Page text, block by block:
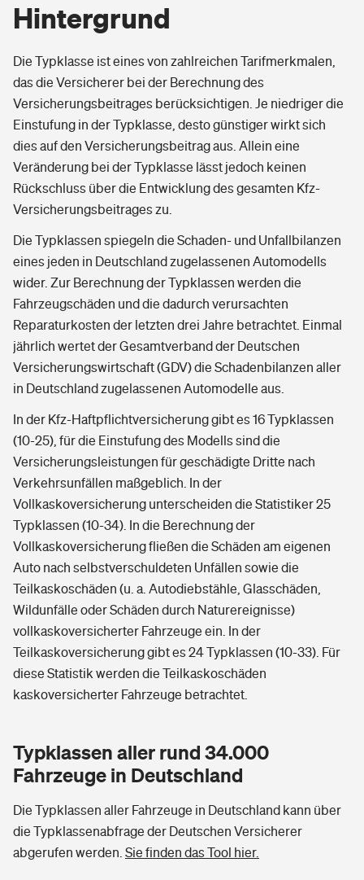
Hintergrund
Die Typklasse ist eines von zahlreichen Tarifmerkmalen,
das die Versicherer bei der Berechnung des
Versicherungsbeitrages berücksichtigen. Je niedriger die
Einstufung in der Typklasse, desto günstiger wirkt sich
dies auf den Versicherungsbeitrag aus. Allein eine
Veränderung bei der Typklasse lässt jedoch keinen
Rückschluss über die Entwicklung des gesamten Kfz-
Versicherungsbeitrages zu.
Die Typklassen spiegeln die Schaden- und Unfallbilanzen
eines jeden in Deutschland zugelassenen Automodells
wider. Zur Berechnung der Typklassen werden die
Fahrzeugschäden und die dadurch verursachten
Reparaturkosten der letzten drei Jahre betrachtet. Einmal
jährlich wertet der Gesamtverband der Deutschen
Versicherungswirtschaft (GDV) die Schadenbilanzen aller
in Deutschland zugelassenen Automodelle aus.
In der Kfz-Haftpflichtversicherung gibt es 16 Typklassen
(10-25), für die Einstufung des Modells sind die
Versicherungsleistungen für geschädigte Dritte nach
Verkehrsunfällen maßgeblich. In der
Vollkaskoversicherung unterscheiden die Statistiker 25
Typklassen (10-34). In die Berechnung der
Vollkaskoversicherung fließen die Schäden am eigenen
Auto nach selbstverschuldeten Unfällen sowie die
Teilkaskoschäden (u. a. Autodiebstähle, Glasschäden,
Wildunfälle oder Schäden durch Naturereignisse)
vollkaskoversicherter Fahrzeuge ein. In der
Teilkaskoversicherung gibt es 24 Typklassen (10-33). Für
diese Statistik werden die Teilkaskoschäden
kaskoversicherter Fahrzeuge betrachtet.
Typklassen aller rund 34.000
Fahrzeuge in Deutschland
Die Typklassen aller Fahrzeuge in Deutschland kann über
die Typklassenabfrage der Deutschen Versicherer
abgerufen werden. Sie finden das Tool hier.